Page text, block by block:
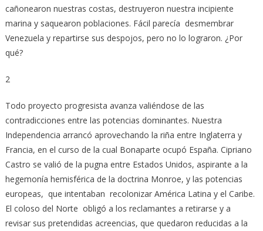
cañonearon nuestras costas, destruyeron nuestra incipiente
marina y saquearon poblaciones. Fácil parecía desmembrar
Venezuela y repartirse sus despojos, pero no lo lograron. ¿Por
qué?
2
Todo proyecto progresista avanza valiéndose de las
contradicciones entre las potencias dominantes. Nuestra
Independencia arrancó aprovechando la riña entre Inglaterra y
Francia, en el curso de la cual Bonaparte ocupó España. Cipriano
Castro se valió de la pugna entre Estados Unidos, aspirante a la
hegemonía hemisférica de la doctrina Monroe, y las potencias
europeas, que intentaban recolonizar América Latina y el Caribe.
El coloso del Norte obligó a los reclamantes a retirarse y a
revisar sus pretendidas acreencias, que quedaron reducidas a la